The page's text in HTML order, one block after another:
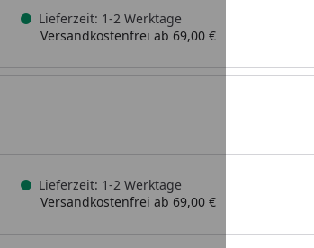
Lieferzeit: 1-2 Werktage
Versandkostenfrei ab 69,00 €
Lieferzeit: 1-2 Werktage
Versandkostenfrei ab 69,00 €